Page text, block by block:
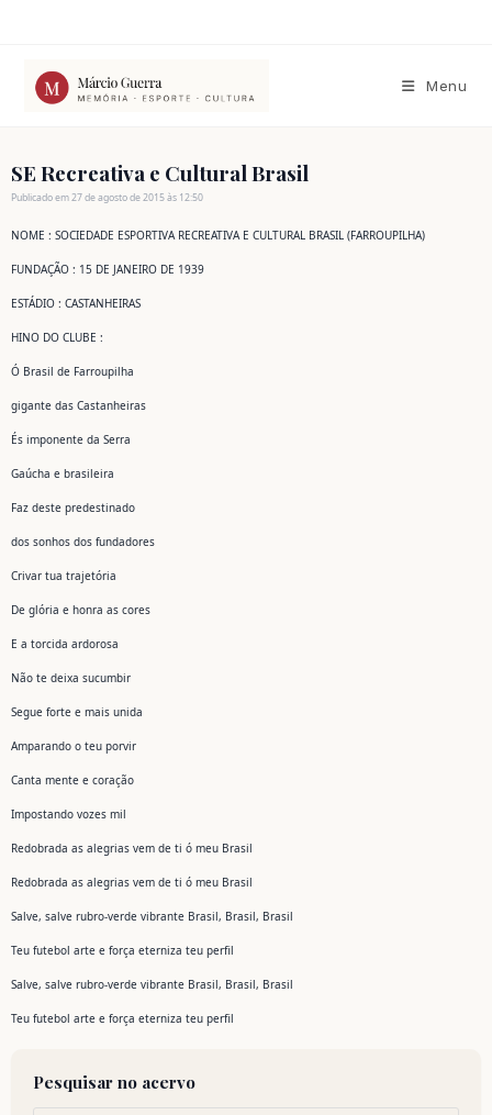
conteúdo
Menu
SE Recreativa e Cultural Brasil
Publicado em 27 de agosto de 2015 às 12:50
NOME : SOCIEDADE ESPORTIVA RECREATIVA E CULTURAL BRASIL (FARROUPILHA)
FUNDAÇÃO : 15 DE JANEIRO DE 1939
ESTÁDIO : CASTANHEIRAS
HINO DO CLUBE :
Ó Brasil de Farroupilha
gigante das Castanheiras
És imponente da Serra
Gaúcha e brasileira
Faz deste predestinado
dos sonhos dos fundadores
Crivar tua trajetória
De glória e honra as cores
E a torcida ardorosa
Não te deixa sucumbir
Segue forte e mais unida
Amparando o teu porvir
Canta mente e coração
Impostando vozes mil
Redobrada as alegrias vem de ti ó meu Brasil
Redobrada as alegrias vem de ti ó meu Brasil
Salve, salve rubro-verde vibrante Brasil, Brasil, Brasil
Teu futebol arte e força eterniza teu perfil
Salve, salve rubro-verde vibrante Brasil, Brasil, Brasil
Teu futebol arte e força eterniza teu perfil
Pesquisar no acervo